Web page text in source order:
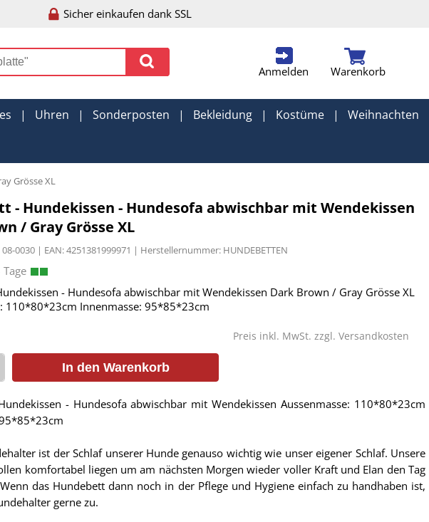
Sicher einkaufen dank SSL
Anmelden Warenkorb
| Uhren | Sonderposten | Bekleidung | Kostüme | Weihnachten
Grösse XL
- Hundekissen - Hundesofa abwischbar mit Wendekissen
/ Gray Grösse XL
0030 | EAN: 4251381999971 | Herstellernummer: HUNDEBETTEN
- Hundesofa abwischbar mit Wendekissen Dark Brown / Gray Grösse XL
110*80*23cm Innenmasse: 95*85*23cm
Preis inkl. MwSt. zzgl. Versandkosten
In den Warenkorb
- Hundesofa abwischbar mit Wendekissen Aussenmasse: 110*80*23cm
ist der Schlaf unserer Hunde genauso wichtig wie unser eigener Schlaf. Unsere
komfortabel liegen um am nächsten Morgen wieder voller Kraft und Elan den Tag
das Hundebett dann noch in der Pflege und Hygiene einfach zu handhaben ist,
gerne zu.